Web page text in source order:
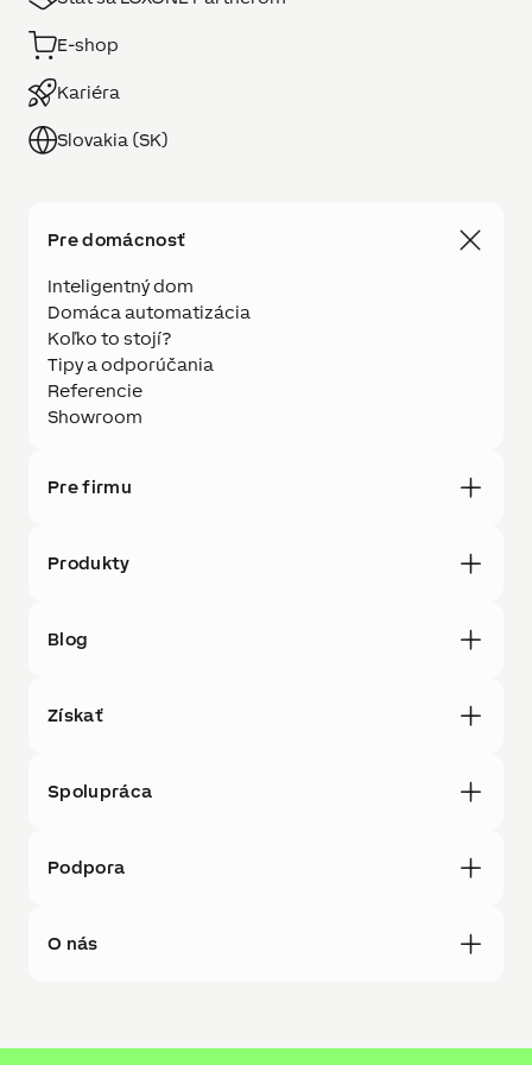
E-shop
Kariéra
Slovakia (SK)
Pre domácnosť
Inteligentný dom
Domáca automatizácia
Koľko to stojí?
Tipy a odporúčania
Referencie
Showroom
Pre firmu
Produkty
Blog
Získať
Spolupráca
Podpora
O nás